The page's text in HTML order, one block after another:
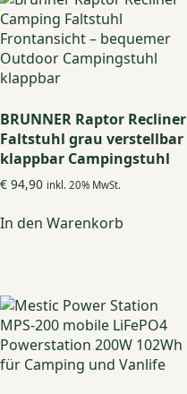
BRUNNER Raptor Recliner
Faltstuhl grau verstellbar
klappbar Campingstuhl
€ 94,90 inkl. 20% MwSt.
In den Warenkorb